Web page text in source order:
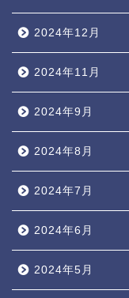
2024年12月
2024年11月
2024年9月
2024年8月
2024年7月
2024年6月
2024年5月